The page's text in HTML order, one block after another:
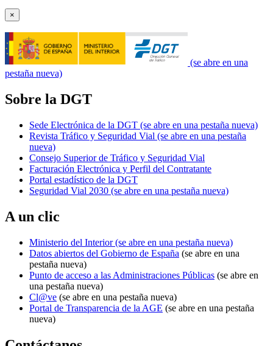
×
(se abre en una
pestaña nueva)
Sobre la DGT
Sede Electrónica de la DGT (se abre en una pestaña nueva)
Revista Tráfico y Seguridad Vial (se abre en una pestaña
nueva)
Consejo Superior de Tráfico y Seguridad Vial
Facturación Electrónica y Perfil del Contratante
Portal estadístico de la DGT
Seguridad Vial 2030 (se abre en una pestaña nueva)
A un clic
Ministerio del Interior(se abre en una pestaña nueva)
Datos abiertos del Gobierno de España (se abre en una
pestaña nueva)
Punto de acceso a las Administraciones Públicas (se abre en
una pestaña nueva)
Cl@ve (se abre en una pestaña nueva)
Portal de Transparencia de la AGE (se abre en una pestaña
nueva)